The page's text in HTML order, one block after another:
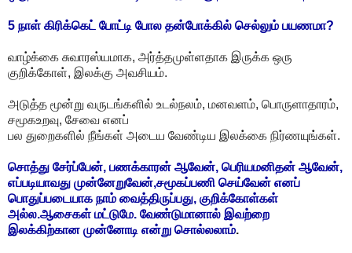
5 நாள் கிரிக்கெட் போட்டி போல தன்போக்கில் செல்லும் பயணமா?
வாழ்க்கை சுவாரஸ்யமாக, அர்த்தமுள்ளதாக இருக்க ஒரு
குறிக்கோள், இலக்கு அவசியம்.
அடுத்த மூன்று வருடங்களில் உடல்நலம், மனவளம், பொருளாதாரம்,
சமூகஉறவு, சேவை எனப்
பல துறைகளில் நீங்கள் அடைய வேண்டிய இலக்கை நிர்ணயுங்கள்.
சொத்து சேர்ப்பேன், பணக்காரன் ஆவேன், பெரியமனிதன் ஆவேன்,
எப்படியாவது முன்னேறுவேன்,சமூகப்பணி செய்வேன் எனப்
பொதுப்படையாக நாம் வைத்திருப்பது, குறிக்கோள்கள்
அல்ல.ஆசைகள் மட்டுமே. வேண்டுமானால் இவற்றை
இலக்கிற்கான முன்னோடி என்று சொல்லலாம்.